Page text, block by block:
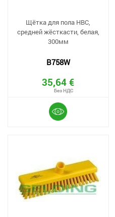
Щётка для пола HBC,
средней жёсткасти, белая,
300мм
B758W
35,64 €